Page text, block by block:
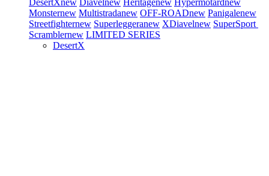
DesertXnew Diavelnew Heritagenew Hypermotardnew
Monsternew Multistradanew OFF-ROADnew Panigalenew
Streetfighternew Superleggeranew XDiavelnew SuperSport
Scramblernew LIMITED SERIES
DesertX